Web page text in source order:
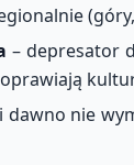
– depresator
dawno nie